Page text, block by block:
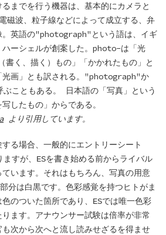
までを行う機器は、基本的にカメラと
磁波、粒子線などによって成立する、弁
。英語の"photograph"という語は、イギ
ハーシェルが創案した。photo-は「光
く、描く）もの」「かかれたもの」と
光画」とも訳される。"photograph"か
こともある。 日本語の「写真」という
したもの」からである。
より引用しています。
る場合、一般的にエントリーシート
ますが、ESを書き始める前からライバル
います。それはもちろん、写真の用意
分は白黒です。色彩感覚を持つヒトがま
のついた箇所であり、ESでは唯一色彩
ます。アナウンサー試験は倍率が非常
次から次へと流し読みせざるを得ませ